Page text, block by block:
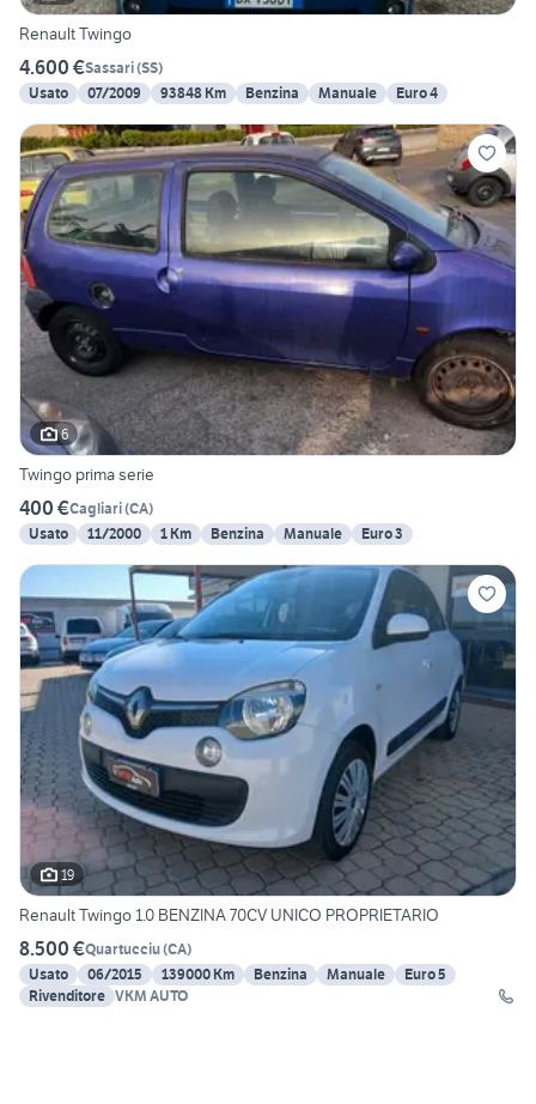
Renault Twingo
4.600 €Sassari(SS)
Usato
07/2009 93848 Km Benzina Manuale Euro 4
6
Twingo prima serie
400 €Cagliari(CA)
Usato
11/2000 1 Km Benzina Manuale Euro 3
19
Renault Twingo 1.0 BENZINA 70CV UNICO PROPRIETARIO
8.500 €Quartucciu(CA)
Usato
06/2015 139000 Km Benzina Manuale
Euro 5
Rivenditore VKM AUTO